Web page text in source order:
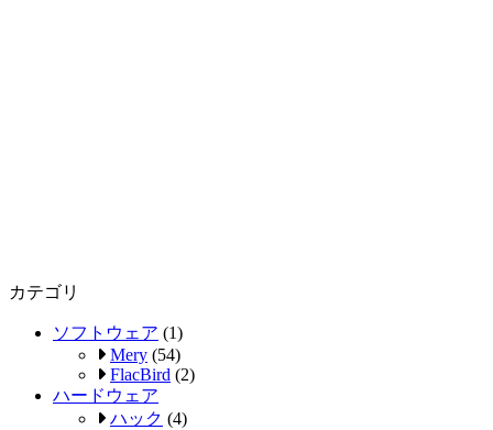
カテゴリ
ソフトウェア (1)
Mery (54)
FlacBird (2)
ハードウェア
ハック (4)